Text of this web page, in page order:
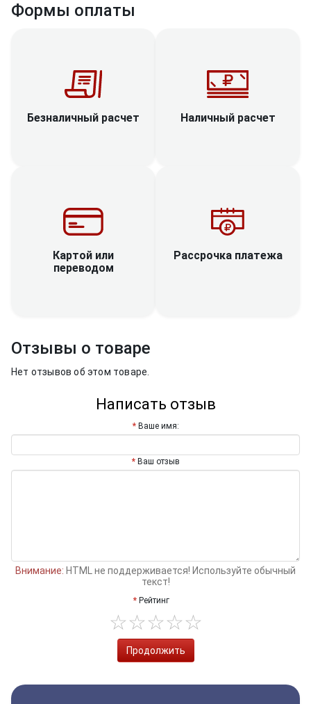
Формы оплаты
Безналичный расчет Наличный расчет
Картой или
переводом
Рассрочка платежа
Отзывы о товаре
Нет отзывов об этом товаре.
Написать отзыв
Ваше имя:
Ваш отзыв
Внимание: HTML не поддерживается! Используйте обычный
текст!
Рейтинг
Продолжить